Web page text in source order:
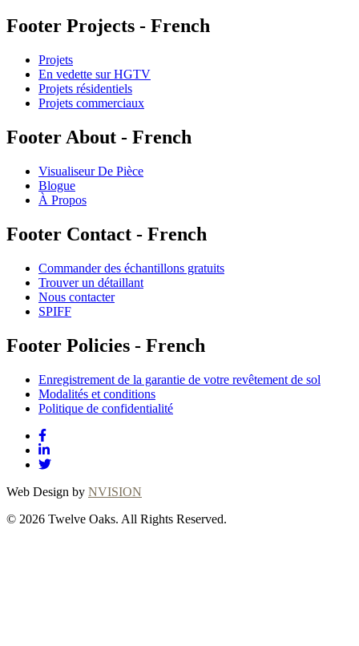
Footer Projects - French
Projets
En vedette sur HGTV
Projets résidentiels
Projets commerciaux
Footer About - French
Visualiseur De Pièce
Blogue
À Propos
Footer Contact - French
Commander des échantillons gratuits
Trouver un détaillant
Nous contacter
SPIFF
Footer Policies - French
Enregistrement de la garantie de votre revêtement de sol
Modalités et conditions
Politique de confidentialité
Web Design by NVISION
© 2026 Twelve Oaks. All Rights Reserved.